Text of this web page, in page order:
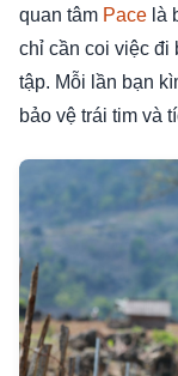
quan tâm Pace là
chỉ cần coi việc đi
tập. Mỗi lần bạn
bảo vệ trái tim và